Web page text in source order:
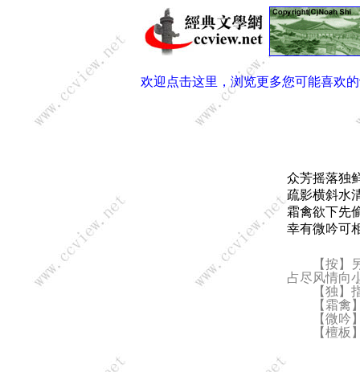
欢迎点击这里，浏览更多您可能喜欢
众芳摇落独
疏影横斜水
霜禽欲下先
幸有微吟可
【按】另
占尽风情向
【独】指
【霜禽】
【微吟
【檀板】